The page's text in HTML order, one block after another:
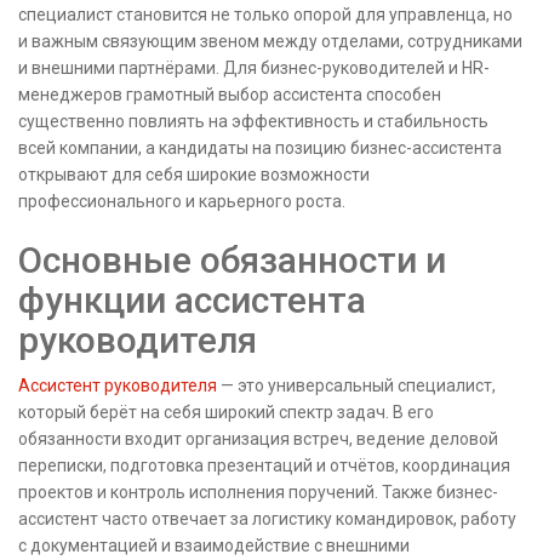
специалист становится не только опорой для управленца, но
и важным связующим звеном между отделами, сотрудниками
и внешними партнёрами. Для бизнес-руководителей и HR-
менеджеров грамотный выбор ассистента способен
существенно повлиять на эффективность и стабильность
всей компании, а кандидаты на позицию бизнес-ассистента
открывают для себя широкие возможности
профессионального и карьерного роста.
Основные обязанности и
функции ассистента
руководителя
Ассистент руководителя — это универсальный специалист,
который берёт на себя широкий спектр задач. В его
обязанности входит организация встреч, ведение деловой
переписки, подготовка презентаций и отчётов, координация
проектов и контроль исполнения поручений. Также бизнес-
ассистент часто отвечает за логистику командировок, работу
с документацией и взаимодействие с внешними